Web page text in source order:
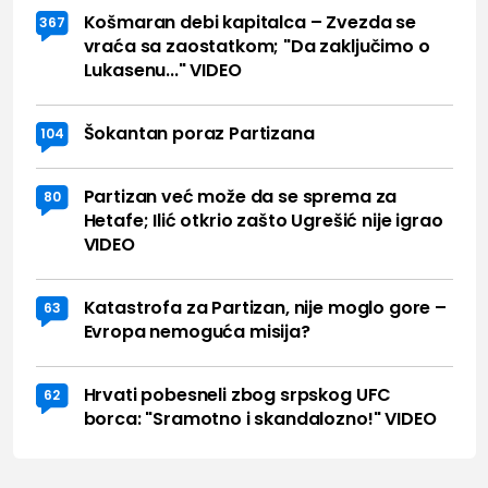
367
Košmaran debi kapitalca – Zvezda se
vraća sa zaostatkom; "Da zaključimo o
Lukasenu..." VIDEO
104 Šokantan poraz Partizana
80
Partizan već može da se sprema za
Hetafe; Ilić otkrio zašto Ugrešić nije igrao
VIDEO
63
Katastrofa za Partizan, nije moglo gore –
Evropa nemoguća misija?
62
Hrvati pobesneli zbog srpskog UFC
borca: "Sramotno i skandalozno!" VIDEO